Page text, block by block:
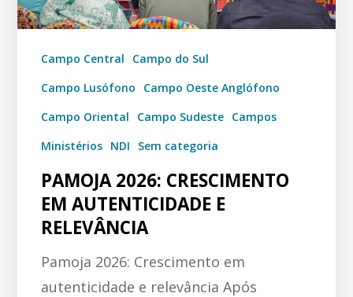
Campo Central
Campo do Sul
Campo Lusófono
Campo Oeste Anglófono
Campo Oriental
Campo Sudeste Campos
Ministérios NDI Sem categoria
PAMOJA 2026: CRESCIMENTO
EM AUTENTICIDADE E
RELEVÂNCIA
Pamoja 2026: Crescimento em
autenticidade e relevância Após